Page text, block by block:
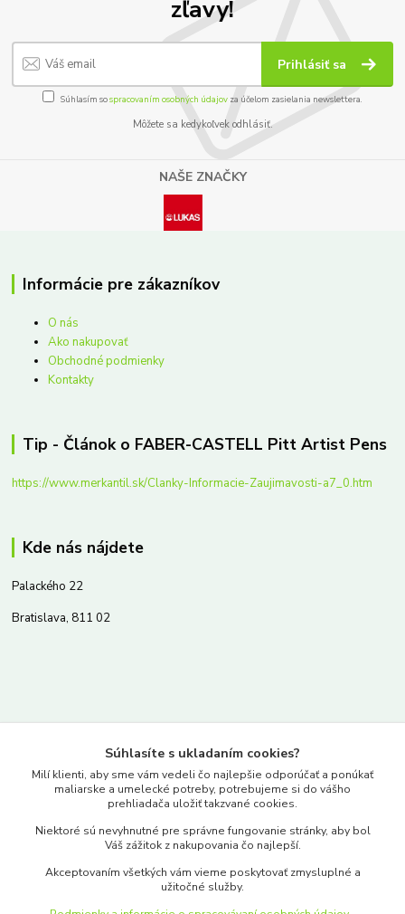
zľavy!
Prihlásiť sa
Súhlasím sospracovaním osobných údajov za účelom zasielania newslettera.
Môžete sa kedykoľvek odhlásiť.
NAŠE ZNAČKY
Informácie pre zákazníkov
O nás
Ako nakupovať
Obchodné podmienky
Kontakty
Tip - Článok o FABER-CASTELL Pitt Artist Pens
https://www.merkantil.sk/Clanky-Informacie-Zaujimavosti-a7_0.htm
Kde nás nájdete
Palackého 22
Bratislava, 811 02
www.merkantil.sk
Pondelok-Piatok: 9.00-17.00hod.
objednavky@merkantil-obchod.sk
Súhlasíte s ukladaním cookies?
Milí klienti, aby sme vám vedeli čo najlepšie odporúčať a ponúkať
maliarske a umelecké potreby, potrebujeme si do vášho
prehliadača uložiť takzvané cookies.
Niektoré sú nevyhnutné pre správne fungovanie stránky, aby bol
Váš zážitok z nakupovania čo najlepší.
Akceptovaním všetkých vám vieme poskytovať zmysluplné a
užitočné služby.